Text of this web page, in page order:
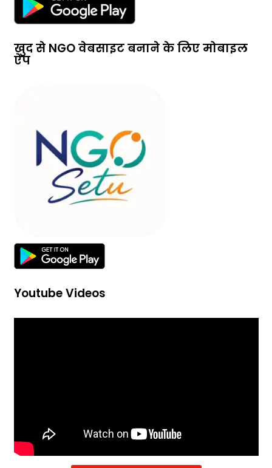
खुद से NGO वेबसाइट बनाने के लिए मोबाइल
ऐप
Youtube Videos